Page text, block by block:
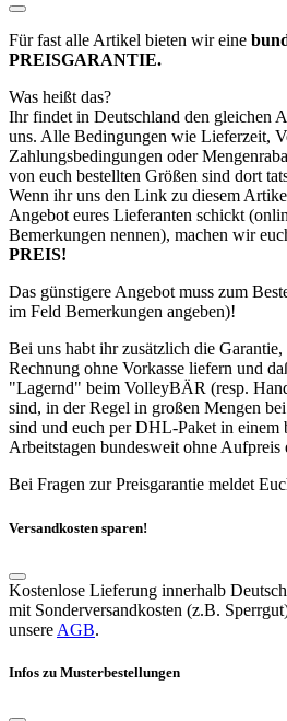
Für fast alle Artikel bieten wir eine
PREISGARANTIE.
Was heißt das?
Ihr findet in Deutschland den gleichen
uns. Alle Bedingungen wie Lieferzeit,
Zahlungsbedingungen oder
von euch bestellten Größen sind dort
Wenn ihr uns den Link zu diesem
Angebot eures Lieferanten schickt
Bemerkungen nennen), machen wir
PREIS!
Das günstigere Angebot muss zum
im Feld Bemerkungen angeben)!
Bei uns habt ihr zusätzlich die
Rechnung ohne Vorkasse liefern und
"Lagernd" beim VolleyBÄR (resp.
sind, in der Regel in großen Mengen
sind und euch per DHL-Paket in einem
Arbeitstagen bundesweit ohne Aufpreis
Bei Fragen zur Preisgarantie meldet
Versandkosten sparen!
Kostenlose Lieferung innerhalb
mit Sonderversandkosten (z.B.
unsere AGB.
Infos zu Musterbestellungen